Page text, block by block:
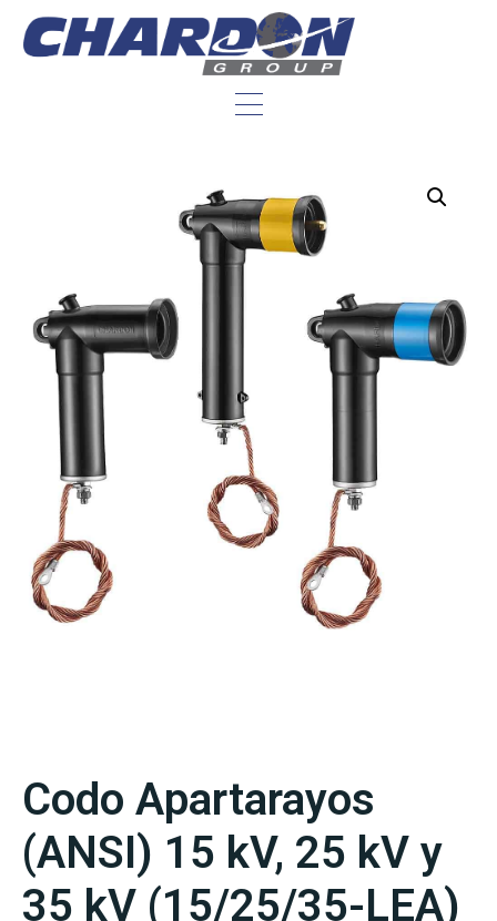
Codo Apartarayos
(ANSI) 15 kV, 25 kV y
35 kV (15/25/35-LEA)